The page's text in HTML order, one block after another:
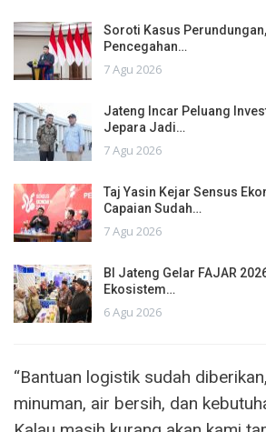
Soroti Kasus
Pencegahan…
7 Agu 2026
Jateng Incar Peluang
Jepara Jadi…
7 Agu 2026
Taj Yasin Kejar Sensus
Capaian Sudah…
7 Agu 2026
BI Jateng Gelar FAJAR
Ekosistem…
6 Agu 2026
“Bantuan logistik sudah
minuman, air bersih, dan